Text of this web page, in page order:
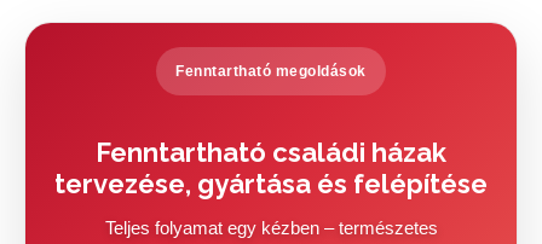
Fenntartható megoldások
Fenntartható családi házak
tervezése, gyártása és felépítése
Teljes folyamat egy kézben – természetes